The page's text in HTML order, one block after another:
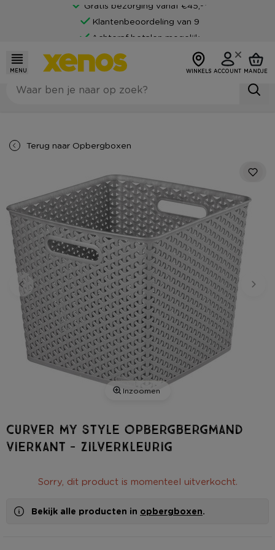
Gratis bezorging vanaf €45,-*
Klantenbeoordeling van 9
Achteraf betalen mogelijk
MENU WINKELS ACCOUNT MANDJE
Terug naar Opbergboxen
Inzoomen
Curver my style opbergbergmand
vierkant - zilverkleurig
Sorry, dit product is momenteel uitverkocht.
Bekijk alle producten in opbergboxen.